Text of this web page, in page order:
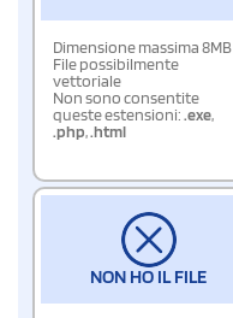
Dimensione massima 8MB
File possibilmente
vettoriale
Non sono consentite
queste estensioni:.exe,
.php,.html
NON HO IL FILE